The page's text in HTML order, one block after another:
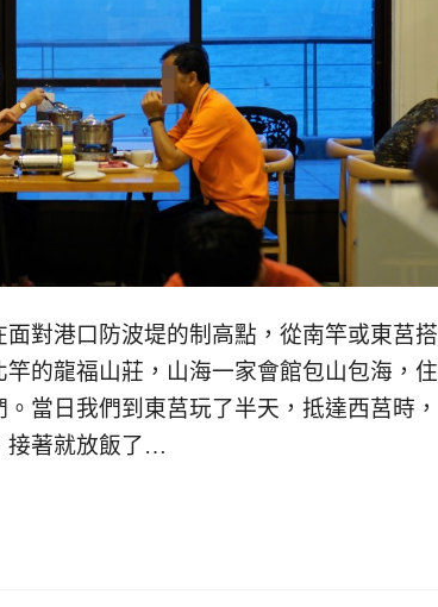
對港口防波堤的制高點，從南竿或東莒搭
的龍福山莊，山海一家會館包山包海，住
當日我們到東莒玩了半天，抵達西莒時，
接著就放飯了…